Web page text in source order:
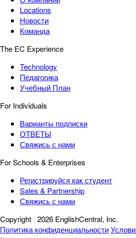
Locations
Новости
Команда
The EC Experience
Technology
Педагогика
Учебный План
For Individuals
Варианты подписки
ОТВЕТЫ
Свяжись с нами
For Schools & Enterprises
Регистрируйся как студент
Sales & Partnership
Свяжись с нами
Copyright 2026 EnglishCentral, Inc.
Политика конфиденциальности